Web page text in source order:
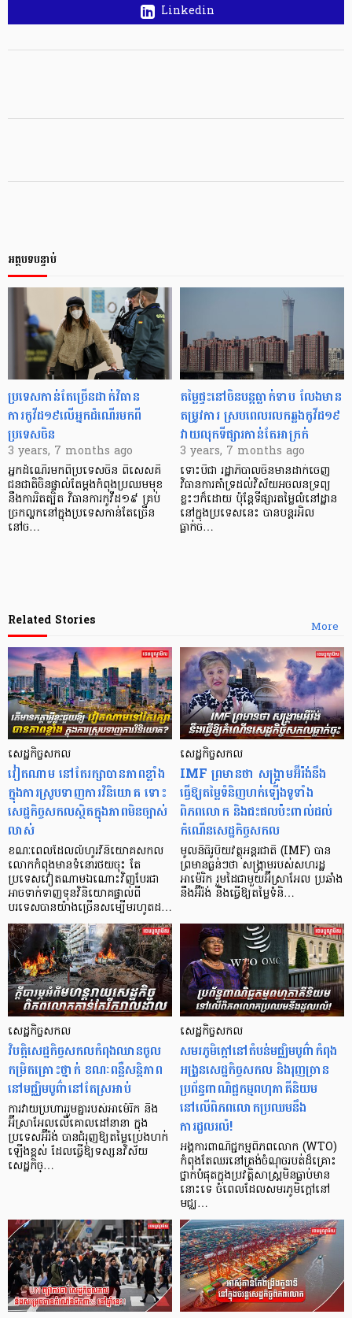
Linkedin
អត្ថបទបន្ទាប់
ប្រទេសកាន់តែច្រើនដាក់វិធាន
ការកូវីដ១៩លើអ្នកដំណើរមកពី
ប្រទេសចិន
3 years, 7 months ago
អ្នកដំណើរមកពីប្រទេសចិន ពិសេសគឺ
ជនជាតិចិនផ្ទាល់តែម្តងកំពុងប្រឈមមុខ
នឹងការរិតត្បិត វិធានការកូវីដ១៩ គ្រប់
ច្រកល្ហកនៅក្នុងប្រទេសកាន់តែច្រើន
នៅច…
តម្លៃផ្ទះនៅចិនបន្តធ្លាក់ទាប លែងមាន
តម្រូវការ ស្របពេលរលកឆ្លងកូវីដ១៩
វាយលុកទីផ្សារកាន់តែអាក្រក់
3 years, 7 months ago
ទោះបីជា រដ្ឋាភិបាលចិនមានដាក់ចេញ
វិធានការគាំទ្រដល់វិស័យអចលនទ្រព្យ
ខ្លះៗក៏ដោយ ប៉ុន្ដែទីផ្សារតម្លៃលំនៅដ្ឋាន
នៅក្នុងប្រទេសនេះ បានបន្តរអិល
ធ្លាក់ច…
More
Related Stories
សេដ្ឋកិច្ចសកល
វៀតណាម នៅតែរក្សាបានភាពខ្លាំង
ក្នុងការស្រូបទាញការវិនិយោគ​ ទោះ
សេដ្ឋកិច្ចសកលស្ថិតក្នុងភាពមិនច្បាស់
លាស់
ខណៈពេលដែលលំហូរវិនិយោគសកល
លោកកំពុងមានទំនោរថយចុះ តែ
ប្រទេសវៀតណាមឯណោះវិញបែរជា
អាចទាក់ទាញទុនវិនិយោគផ្ទាល់ពី
បរទេសបានយ៉ាងច្រើនសម្បើមរហូតដ…
សេដ្ឋកិច្ចសកល
IMF ព្រមានថា សង្គ្រាមអ៊ីរ៉ង់នឹង
ធ្វើឱ្យតម្លៃទំនិញហក់ឡើងទូទាំង
ពិភពលោក និងជះផលប៉ះពាល់ដល់
កំណើនសេដ្ឋកិច្ចសកល
មូលនិធិរូបិយវត្ថុអន្តរជាតិ (IMF) បាន
ព្រមានធ្ងន់ៗថា សង្គ្រាមរបស់សហរដ្ឋ
អាម៉េរិក រួមដៃជាមួយអ៊ីស្រាអែល ប្រឆាំង
នឹងអ៊ីរ៉ង់ នឹងធ្វើឱ្យតម្លៃទំនិ…
សេដ្ឋកិច្ចសកល
វិបត្តិសេដ្ឋកិច្ចសកលកំពុងឈានចូល
កម្រិតគ្រោះថ្នាក់ ខណៈពន្លឺសន្តិភាព
នៅមជ្ឈិមបូព៌ានៅតែស្រអាប់
ការវាយប្រហាររួមគ្នារបស់អាម៉េរិក និង
អ៊ីស្រាអែលលើគោលដៅនានា ក្នុង
ប្រទេសអ៊ីរ៉ង់ បានជំរុញឱ្យតម្លៃប្រេងហក់
ឡើងខ្ពស់ ដែលធ្វើឱ្យទស្សនវិស័យ
សេដ្ឋកិច្…
សេដ្ឋកិច្ចសកល
សមរភូមិក្តៅនៅតំបន់មជ្ឈិមបូព៌ាកំពុង
អង្រួនសេដ្ឋកិច្ចសកល និងរុញច្រាន
ប្រព័ន្ធពាណិជ្ជកម្មពហុភាគីនិយម
នៅលើពិភពលោកប្រឈមនឹង
ការដួលរលំ!
អង្គការពាណិជ្ជកម្មពិភពលោក (WTO)
កំពុងតែឈរនៅត្រង់ចំណុចរបត់ដ៏គ្រោះ
ថ្នាក់បំផុតក្នុងប្រវត្តិសាស្ត្រមិនធ្លាប់មាន
នោះទេ ចំពេលដែលសមរភូមិក្តៅនៅ
មជ្ឈ…